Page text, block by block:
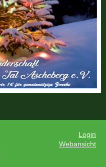
Login
Webansicht